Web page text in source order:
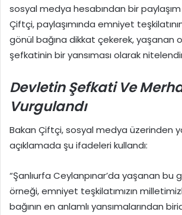
sosyal medya hesabından bir paylaşım
Çiftçi, paylaşımında emniyet
gönül bağına dikkat çekerek, yaşanan
şefkatinin bir yansıması olarak
Devletin Şefkati Ve
Vurgulandı
Bakan Çiftçi, sosyal medya üzerinden
açıklamada şu ifadeleri kullandı:
“Şanlıurfa Ceylanpınar’da yaşanan bu
örneği, emniyet teşkilatımızın
bağının en anlamlı yansımalarından